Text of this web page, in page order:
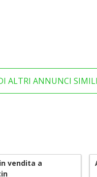
ALTRI ANNUNCI SIMILI
vendita a